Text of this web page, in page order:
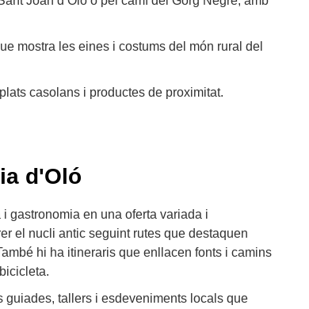
mostra les eines i costums del món rural del
casolans i productes de proximitat.
d'Oló
gastronomia en una oferta variada i
el nucli antic seguint rutes que destaquen
hi ha itineraris que enllacen fonts i camins
guiades, tallers i esdeveniments locals que